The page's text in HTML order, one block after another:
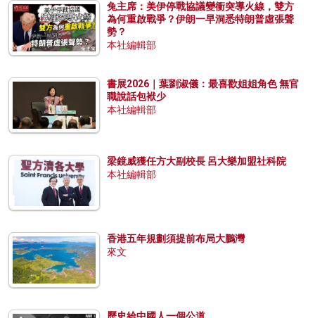
兔主席：美伊停戰協議變衝突導火線，雙方
為何重啟戰爭？伊朗一早洞悉特朗普虛張聲
勢？
本社編輯部
書展2026｜葉劉淑儀：最喜歡姐姐角色 無官
職說話包袱少
本社編輯部
梁鏡威獲任方大副校長 呂大樂加盟社科院
本社編輯部
香港五年規劃須提前布局大鵬灣
來文